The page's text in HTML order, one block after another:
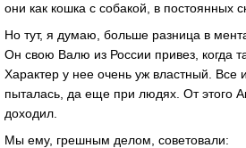
они как кошка с собакой, в постоянных
Но тут, я думаю, больше разница в
Он свою Валю из России привез, когда
Характер у нее очень уж властный. Все
пыталась, да еще при людях. От этого
доходил.
Мы ему, грешным делом, советовали: